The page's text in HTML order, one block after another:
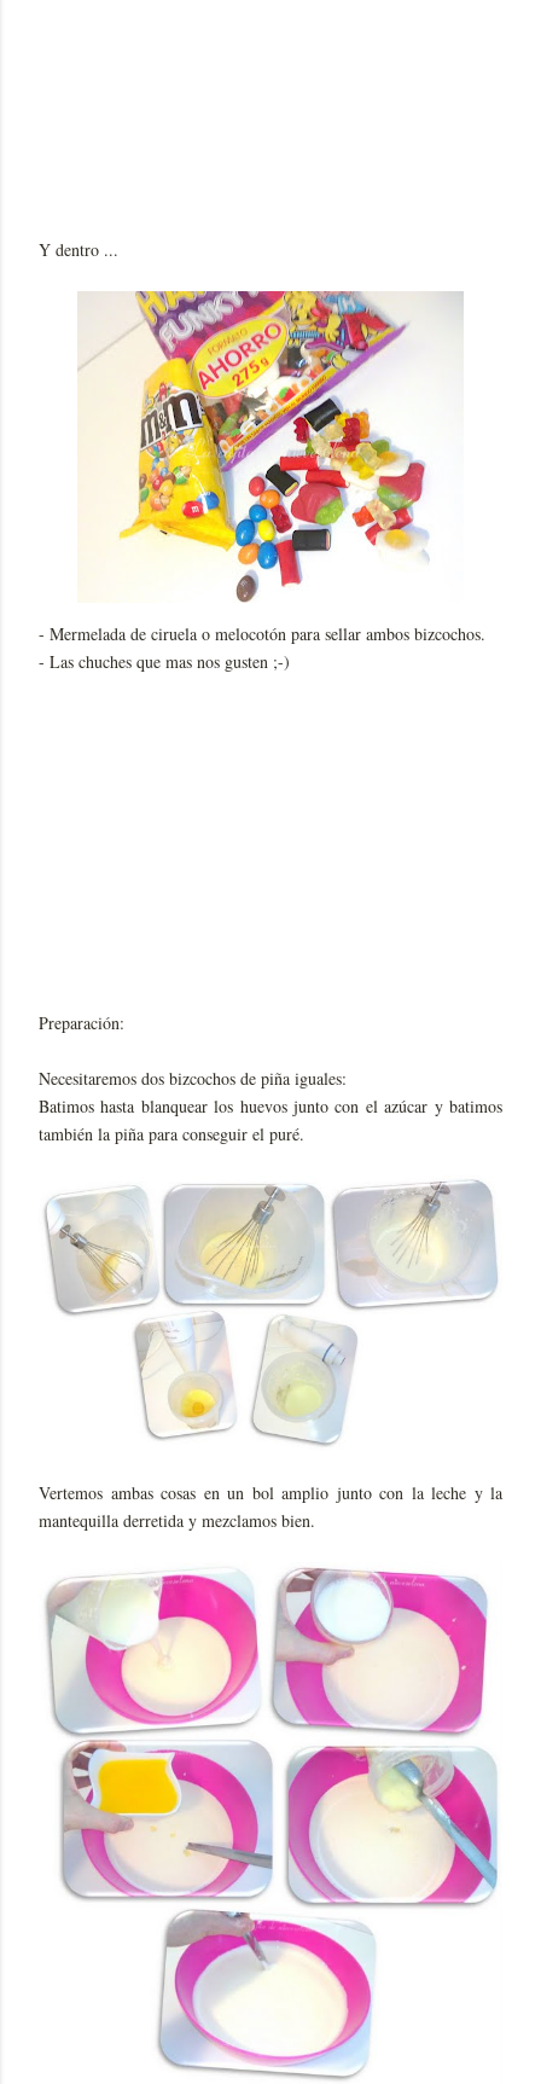
Y dentro ...
- Mermelada de ciruela o melocotón para sellar ambos bizcochos.
- Las chuches que mas nos gusten ;-)
Preparación:
Necesitaremos dos bizcochos de piña iguales:
Batimos hasta blanquear los huevos junto con el azúcar y batimos
también la piña para conseguir el puré.
Vertemos ambas cosas en un bol amplio junto con la leche y la
mantequilla derretida y mezclamos bien.